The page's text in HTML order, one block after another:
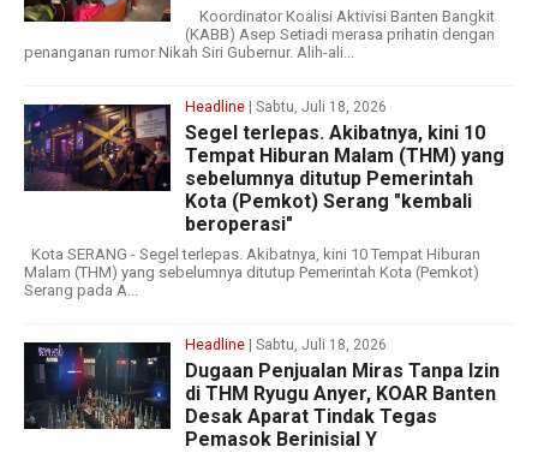
‎ ‎ ‎Koordinator Koalisi Aktivisi Banten Bangkit
(KABB) Asep Setiadi merasa prihatin dengan
penanganan rumor Nikah Siri Gubernur. Alih-ali...
Headline | Sabtu, Juli 18, 2026
Segel terlepas. Akibatnya, kini 10
Tempat Hiburan Malam (THM) yang
sebelumnya ditutup Pemerintah
Kota (Pemkot) Serang "kembali
beroperasi"
Kota SERANG - Segel terlepas. Akibatnya, kini 10 Tempat Hiburan
Malam (THM) yang sebelumnya ditutup Pemerintah Kota (Pemkot)
Serang pada A...
Headline | Sabtu, Juli 18, 2026
Dugaan Penjualan Miras Tanpa Izin
di THM Ryugu Anyer, KOAR Banten
Desak Aparat Tindak Tegas
Pemasok Berinisial Y